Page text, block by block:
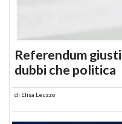
Referendum
dubbi che politica
di Elisa Leuzzo